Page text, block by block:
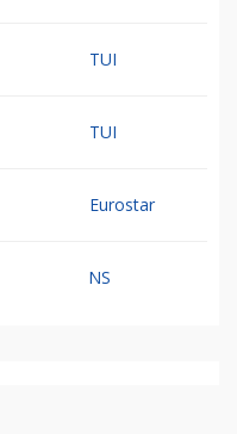
TUI
TUI
Eurostar
NS